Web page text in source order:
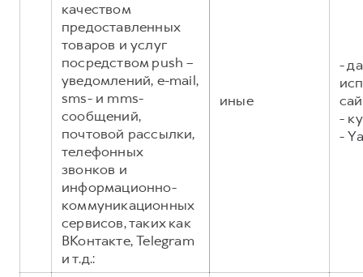
качеством
предоставленных
товаров и услуг
посредством push –
уведомлений, e-mail,
sms- и mms-
сообщений,
почтовой рассылки,
телефонных
звонков и
информационно-
коммуникационных
сервисов, таких как
ВКонтакте, Telegram
и т.д.:
иные
-
-
-